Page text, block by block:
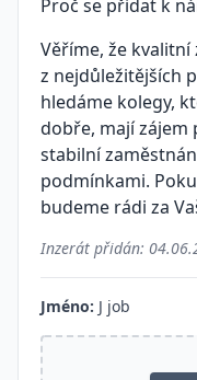
Proč se přidat k
Věříme, že
z nejdůležitějších
hledáme kolegy,
dobře, mají zájem
stabilní
podmínkami.
budeme rádi za
Inzerát přidán:
Jméno: J job